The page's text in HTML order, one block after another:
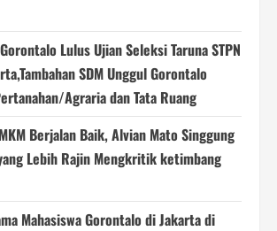
Lulus Ujian Seleksi Taruna STPN
SDM Unggul Gorontalo
Agraria dan Tata Ruang
Berjalan Baik, Alvian Mato Singgung
Lebih Rajin Mengkritik ketimbang
Mahasiswa Gorontalo di Jakarta di